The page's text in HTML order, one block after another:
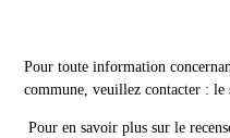
Pour toute information
commune, veuillez contacter :
Pour en savoir plus sur le